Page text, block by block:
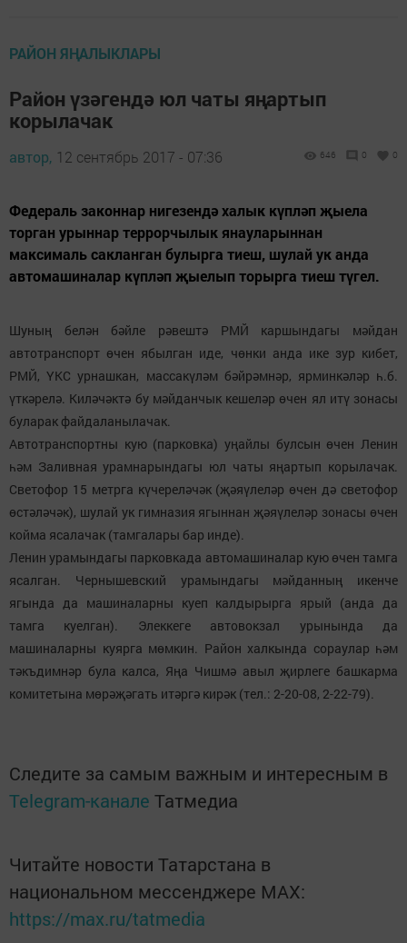
РАЙОН ЯҢАЛЫКЛАРЫ
Район үзәгендә юл чаты яңартып
корылачак
автор, 12 сентябрь 2017 - 07:36 646 0 0
Федераль законнар нигезендә халык күпләп җыела
торган урыннар террорчылык янауларыннан
максималь сакланган булырга тиеш, шулай ук анда
автомашиналар күпләп җыелып торырга тиеш түгел.
Шуның белән бәйле рәвештә РМЙ каршындагы мәйдан
автотранспорт өчен ябылган иде, чөнки анда ике зур кибет,
РМЙ, ҮКС урнашкан, массакүләм бәйрәмнәр, ярминкәләр һ.б.
үткәрелә. Киләчәктә бу мәйданчык кешеләр өчен ял итү зонасы
буларак файдаланылачак.
Автотранспортны кую (парковка) уңайлы булсын өчен Ленин
һәм Заливная урамнарындагы юл чаты яңартып корылачак.
Светофор 15 метрга күчереләчәк (җәяүлеләр өчен дә светофор
өстәләчәк), шулай ук гимназия ягыннан җәяүлеләр зонасы өчен
койма ясалачак (тамгалары бар инде).
Ленин урамындагы парковкада автомашиналар кую өчен тамга
ясалган. Чернышевский урамындагы мәйданның икенче
ягында да машиналарны куеп калдырырга ярый (анда да
тамга куелган). Элеккеге автовокзал урынында да
машиналарны куярга мөмкин. Район халкында сораулар һәм
тәкъдимнәр була калса, Яңа Чишмә авыл җирлеге башкарма
комитетына мөрәҗәгать итәргә кирәк (тел.: 2-20-08, 2-22-79).
Следите за самым важным и интересным в
Telegram-канале Татмедиа
Читайте новости Татарстана в
национальном мессенджере MАХ:
https://max.ru/tatmedia